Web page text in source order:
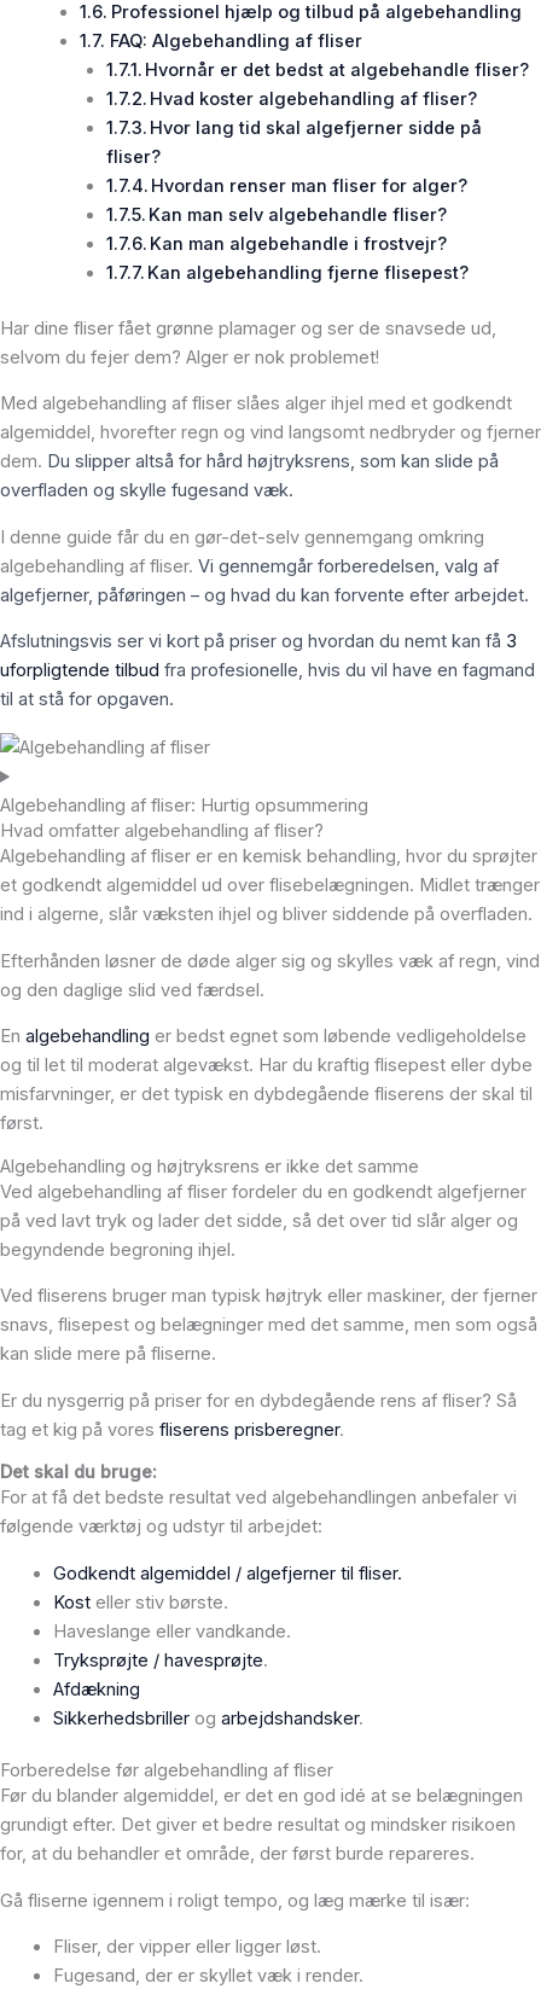
Professionel hjælp og tilbud på algebehandling
FAQ: Algebehandling af fliser
Hvornår er det bedst at algebehandle fliser?
Hvad koster algebehandling af fliser?
Hvor lang tid skal algefjerner sidde på
fliser?
Hvordan renser man fliser for alger?
Kan man selv algebehandle fliser?
Kan man algebehandle i frostvejr?
Kan algebehandling fjerne flisepest?
Har dine fliser fået grønne plamager og ser de snavsede ud,
selvom du fejer dem? Alger er nok problemet!
Med algebehandling af fliser slåes alger ihjel med et godkendt
algemiddel, hvorefter regn og vind langsomt nedbryder og fjerner
dem. Du slipper altså for hård højtryksrens, som kan slide på
overfladen og skylle fugesand væk.
I denne guide får du en gør-det-selv gennemgang omkring
algebehandling af fliser. Vi gennemgår forberedelsen, valg af
algefjerner, påføringen – og hvad du kan forvente efter arbejdet.
Afslutningsvis ser vi kort på priser og hvordan du nemt kan få 3
uforpligtende tilbud fra profesionelle, hvis du vil have en fagmand
til at stå for opgaven.
Algebehandling af fliser: Hurtig opsummering
Hvad omfatter algebehandling af fliser?
Algebehandling af fliser er en kemisk behandling, hvor du sprøjter
et godkendt algemiddel ud over flisebelægningen. Midlet trænger
ind i algerne, slår væksten ihjel og bliver siddende på overfladen.
Efterhånden løsner de døde alger sig og skylles væk af regn, vind
og den daglige slid ved færdsel.
En algebehandling er bedst egnet som løbende vedligeholdelse
og til let til moderat algevækst. Har du kraftig flisepest eller dybe
misfarvninger, er det typisk en dybdegående fliserens der skal til
først.
Algebehandling og højtryksrens er ikke det samme
Ved algebehandling af fliser fordeler du en godkendt algefjerner
på ved lavt tryk og lader det sidde, så det over tid slår alger og
begyndende begroning ihjel.
Ved fliserens bruger man typisk højtryk eller maskiner, der fjerner
snavs, flisepest og belægninger med det samme, men som også
kan slide mere på fliserne.
Er du nysgerrig på priser for en dybdegående rens af fliser? Så
tag et kig på vores fliserens prisberegner.
Det skal du bruge:
For at få det bedste resultat ved algebehandlingen anbefaler vi
følgende værktøj og udstyr til arbejdet:
Godkendt algemiddel / algefjerner til fliser.
Kosteller stiv børste.
Haveslange eller vandkande.
Tryksprøjte / havesprøjte.
Afdækning
Sikkerhedsbrillerog arbejdshandsker.
Forberedelse før algebehandling af fliser
Før du blander algemiddel, er det en god idé at se belægningen
grundigt efter. Det giver et bedre resultat og mindsker risikoen
for, at du behandler et område, der først burde repareres.
Gå fliserne igennem i roligt tempo, og læg mærke til især:
Fliser, der vipper eller ligger løst.
Fugesand, der er skyllet væk i render.